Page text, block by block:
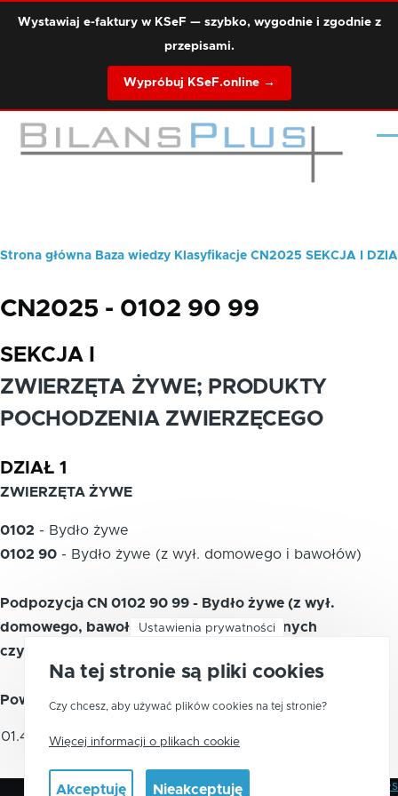
Wystawiaj e-faktury w KSeF — szybko, wygodnie i zgodnie z
przepisami.
Wypróbuj KSeF.online →
Ścieżka
Strona główna Baza wiedzy Klasyfikacje CN2025 SEKCJA I
CN2025 - 0102 90 99
SEKCJA I
ZWIERZĘTA ŻYWE; PRODUKTY
POCHODZENIA ZWIERZĘCEGO
DZIAŁ 1
ZWIERZĘTA ŻYWE
0102 - Bydło żywe
0102 90 - Bydło żywe (z wył. domowego i bawołów)
Podpozycja CN 0102 90 99 - Bydło żywe (z wył.
domowego, bawołów i zwierząt hodowlanych
czystorasowych)
Powiązane kody PKWiU 2015
01.42.11.0
wyłączeniem cieląt
Polityka Prywatności Pliki Cookies
Ustawienia prywatności
Na tej stronie są pliki cookies
Czy chcesz, aby używać plików cookies na tej stronie?
Więcej informacji o plikach cookie
Akceptuję Nieakceptuję